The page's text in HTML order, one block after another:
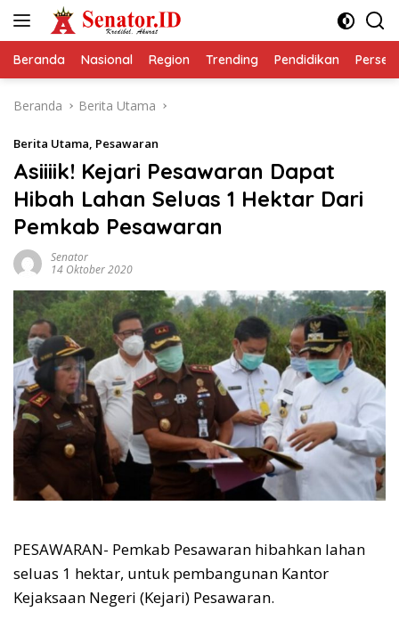
Beranda Nasional Region Trending Pendidikan
Beranda Berita Utama
Berita Utama, Pesawaran
Asiiiik! Kejari Pesawaran Dapat
Hibah Lahan Seluas 1 Hektar Dari
Pemkab Pesawaran
Senator
14 Oktober 2020
PESAWARAN- Pemkab Pesawaran hibahkan lahan
seluas 1 hektar, untuk pembangunan Kantor
Kejaksaan Negeri (Kejari) Pesawaran.